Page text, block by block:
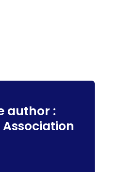
author :